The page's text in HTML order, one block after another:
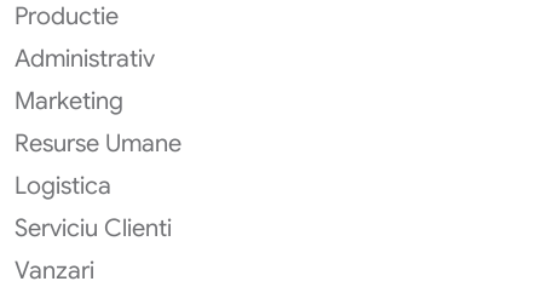
Productie
Administrativ
Marketing
Resurse Umane
Logistica
Serviciu Clienti
Vanzari